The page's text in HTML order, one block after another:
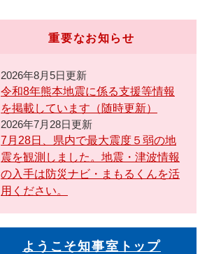
重要なお知らせ
2026年8月5日更新
令和8年熊本地震に係る支援等情報
を掲載しています（随時更新）
2026年7月28日更新
7月28日、県内で最大震度５弱の地
震を観測しました。地震・津波情報
の入手は防災ナビ・まもるくんを活
用ください。
ようこそ知事室トップ